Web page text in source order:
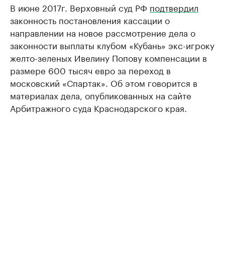
В июне 2017г. Верховный суд РФ подтвердил
законность постановления кассации о
направлении на новое рассмотрение дела о
законности выплаты клубом «Кубань» экс-игроку
желто-зеленых Ивелину Попову компенсации в
размере 600 тысяч евро за переход в
московский «Спартак». Об этом говорится в
материалах дела, опубликованных на сайте
Арбитражного суда Краснодарского края.